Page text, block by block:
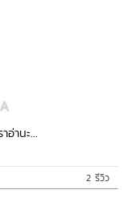
อ่านะ...
2 รีวิว